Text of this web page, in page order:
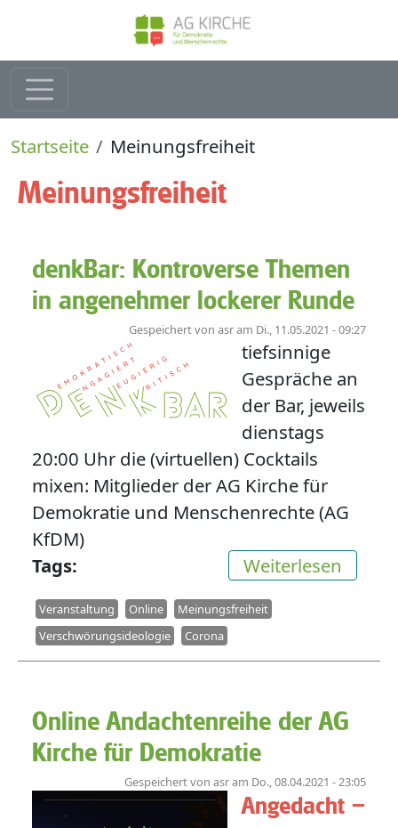
Direkt zum Inhalt
Pfadnavigation
Startseite Meinungsfreiheit
Meinungsfreiheit
denkBar: Kontroverse Themen
in angenehmer lockerer Runde
Gespeichert von asram Di., 11.05.2021 - 09:27
tiefsinnige
Gespräche an
der Bar, jeweils
dienstags
20:00 Uhr die (virtuellen) Cocktails
mixen: Mitglieder der AG Kirche für
Demokratie und Menschenrechte (AG
KfDM)
Weiterlesen
Tags
Veranstaltung Online
Meinungsfreiheit
Verschwörungsideologie
Corona
Online Andachtenreihe der AG
Kirche für Demokratie
Gespeichert von asram Do., 08.04.2021 - 23:05
Angedacht –